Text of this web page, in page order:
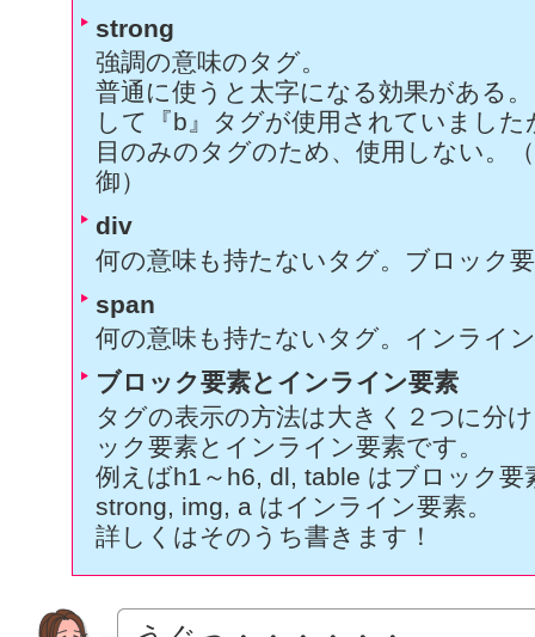
strong
強調の意味のタグ。
普通に使うと太字になる効果がある
して『b』タグが使用されていまし
目のみのタグのため、使用しない。
御）
div
何の意味も持たないタグ。ブロック
span
何の意味も持たないタグ。インライ
ブロック要素とインライン要素
タグの表示の方法は大きく２つに分
ック要素とインライン要素です。
例えばh1～h6, dl, table はブロック要
strong, img, a はインライン要素。
詳しくはそのうち書きます！